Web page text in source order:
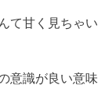
て甘く見ちゃい
意識が良い意味